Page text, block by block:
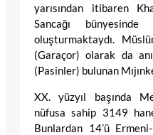
yarısından itibaren
Sancağı bünyesinde
oluşturmaktaydı.
(Garaçor) olarak da
(Pasinler) bulunan
XX. yüzyıl başında
nüfusa sahip 3149
Bunlardan 14’ü